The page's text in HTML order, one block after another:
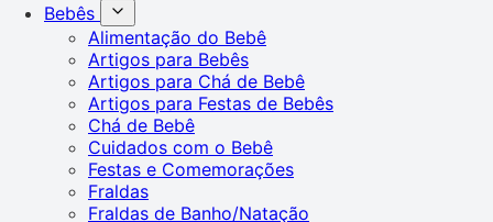
Bebês
Alimentação do Bebê
Artigos para Bebês
Artigos para Chá de Bebê
Artigos para Festas de Bebês
Chá de Bebê
Cuidados com o Bebê
Festas e Comemorações
Fraldas
Fraldas de Banho/Natação